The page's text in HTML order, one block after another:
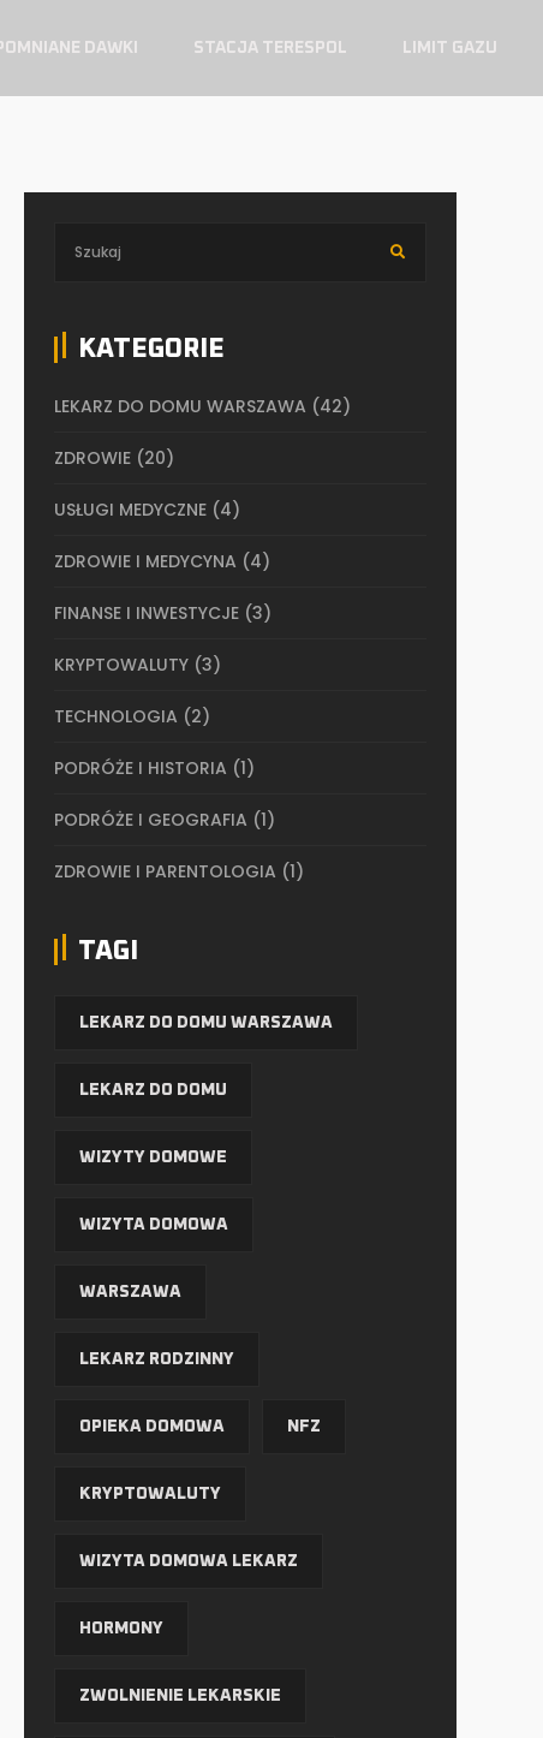
DAWKI STACJA TERESPOL LIMIT GAZU
KATEGORIE
LEKARZ DO DOMU WARSZAWA (42)
ZDROWIE (20)
USŁUGI MEDYCZNE (4)
ZDROWIE I MEDYCYNA (4)
FINANSE I INWESTYCJE (3)
KRYPTOWALUTY (3)
TECHNOLOGIA (2)
PODRÓŻE I HISTORIA (1)
PODRÓŻE I GEOGRAFIA (1)
ZDROWIE I PARENTOLOGIA (1)
TAGI
LEKARZ DO DOMU WARSZAWA
LEKARZ DO DOMU
WIZYTY DOMOWE
WIZYTA DOMOWA
WARSZAWA
LEKARZ RODZINNY
OPIEKA DOMOWA NFZ
KRYPTOWALUTY
WIZYTA DOMOWA LEKARZ
HORMONY
ZWOLNIENIE LEKARSKIE